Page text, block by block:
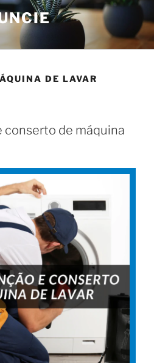
DE LAVAR
conserto de máquina